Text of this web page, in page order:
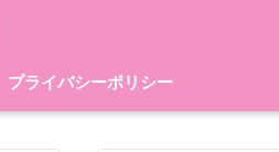
プライバシーポリシー